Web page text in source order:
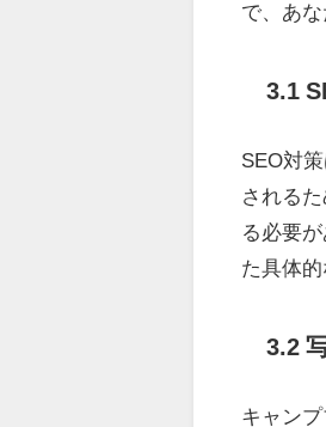
で、あ
3.1
SEO対
される
る必要
た具体
3.2
キャン